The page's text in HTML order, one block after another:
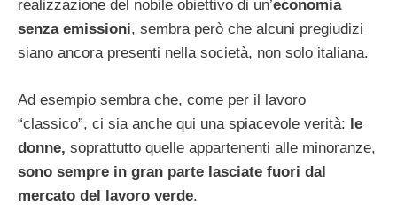
realizzazione del nobile obiettivo di un’economia
senza emissioni, sembra però che alcuni pregiudizi
siano ancora presenti nella società, non solo italiana.
Ad esempio sembra che, come per il lavoro
“classico”, ci sia anche qui una spiacevole verità: le
donne, soprattutto quelle appartenenti alle minoranze,
sono sempre in gran parte lasciate fuori dal
mercato del lavoro verde.